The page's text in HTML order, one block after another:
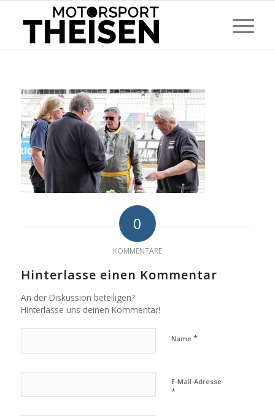
0
KOMMENTARE
Hinterlasse einen Kommentar
An der Diskussion beteiligen?
Hinterlasse uns deinen Kommentar!
Name *
E-Mail-Adresse
*